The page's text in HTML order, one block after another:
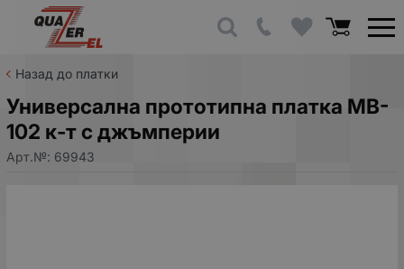
Назад до платки
Универсална прототипна платка MB-
102 к-т с джъмперии
Арт.№: 69943